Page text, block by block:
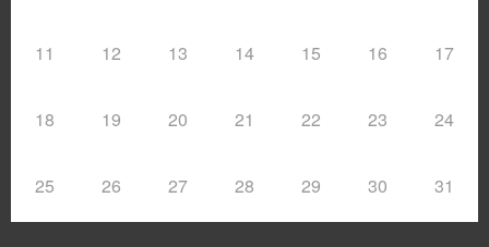
11 12 13 14 15 16 17
18 19 20 21 22 23 24
25 26 27 28 29 30 31